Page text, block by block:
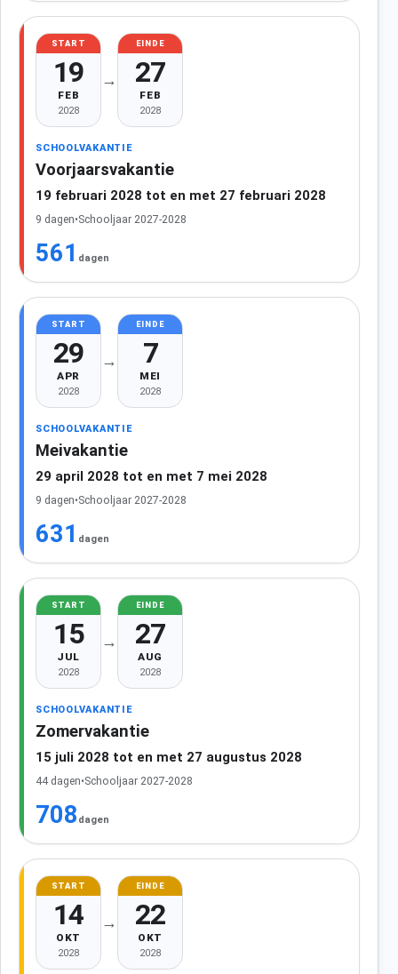
START
19
FEB
2028
→
EINDE
27
FEB
2028
SCHOOLVAKANTIE
Voorjaarsvakantie
19 februari 2028 tot en met 27 februari 2028
9 dagen•Schooljaar 2027-2028
561 dagen
START
29
APR
2028
→
EINDE
7
MEI
2028
SCHOOLVAKANTIE
Meivakantie
29 april 2028 tot en met 7 mei 2028
9 dagen•Schooljaar 2027-2028
631 dagen
START
15
JUL
2028
→
EINDE
27
AUG
2028
SCHOOLVAKANTIE
Zomervakantie
15 juli 2028 tot en met 27 augustus 2028
44 dagen•Schooljaar 2027-2028
708 dagen
START
14
OKT
2028
→
EINDE
22
OKT
2028